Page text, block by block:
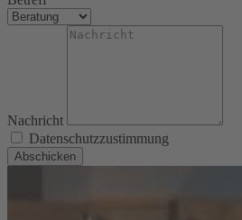
Nachricht
Datenschutzzustimmung
Abschicken